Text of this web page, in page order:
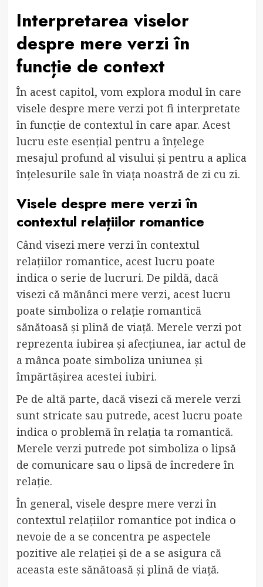
Interpretarea viselor
despre mere verzi în
funcție de context
În acest capitol, vom explora modul în care
visele despre mere verzi pot fi interpretate
în funcție de contextul în care apar. Acest
lucru este esențial pentru a înțelege
mesajul profund al visului și pentru a aplica
înțelesurile sale în viața noastră de zi cu zi.
Visele despre mere verzi în
contextul relațiilor romantice
Când visezi mere verzi în contextul
relațiilor romantice, acest lucru poate
indica o serie de lucruri. De pildă, dacă
visezi că mănânci mere verzi, acest lucru
poate simboliza o relație romantică
sănătoasă și plină de viață. Merele verzi pot
reprezenta iubirea și afecțiunea, iar actul de
a mânca poate simboliza uniunea și
împărtășirea acestei iubiri.
Pe de altă parte, dacă visezi că merele verzi
sunt stricate sau putrede, acest lucru poate
indica o problemă în relația ta romantică.
Merele verzi putrede pot simboliza o lipsă
de comunicare sau o lipsă de încredere în
relație.
În general, visele despre mere verzi în
contextul relațiilor romantice pot indica o
nevoie de a se concentra pe aspectele
pozitive ale relației și de a se asigura că
aceasta este sănătoasă și plină de viață.